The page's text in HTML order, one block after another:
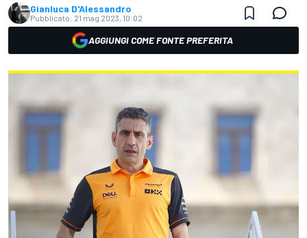
Gianluca D'Alessandro
Pubblicato: 21 mag 2023, 10:02
AGGIUNGI COME FONTE PREFERITA